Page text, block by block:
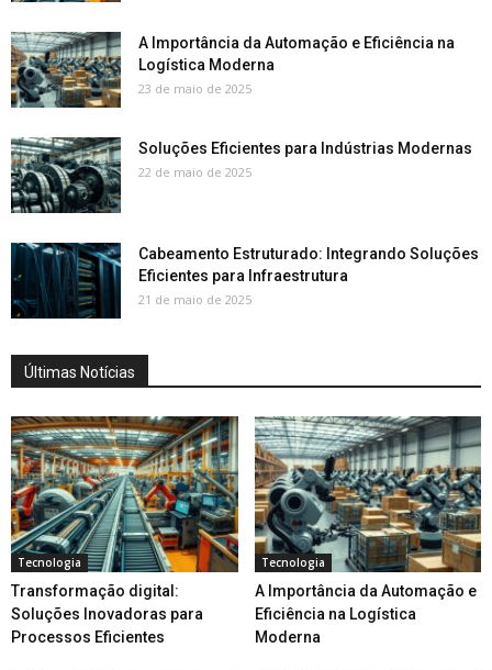
A Importância da Automação e Eficiência na
Logística Moderna
23 de maio de 2025
Soluções Eficientes para Indústrias Modernas
22 de maio de 2025
Cabeamento Estruturado: Integrando Soluções
Eficientes para Infraestrutura
21 de maio de 2025
Últimas Notícias
Tecnologia
Transformação digital:
Soluções Inovadoras para
Processos Eficientes
Tecnologia
A Importância da Automação e
Eficiência na Logística
Moderna